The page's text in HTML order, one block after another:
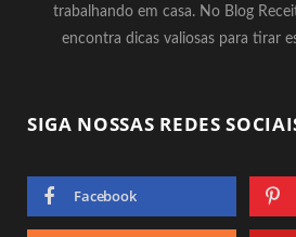
trabalhando em casa. No Blog
encontra dicas valiosas para tirar
SIGA NOSSAS REDES
Facebook